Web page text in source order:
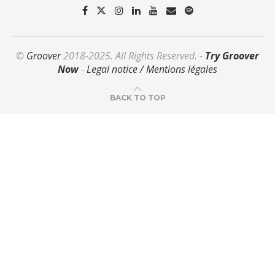
© Groover2018-2025. All Rights Reserved. - Try Groover
Now-Legal notice / Mentions légales
BACK TO TOP